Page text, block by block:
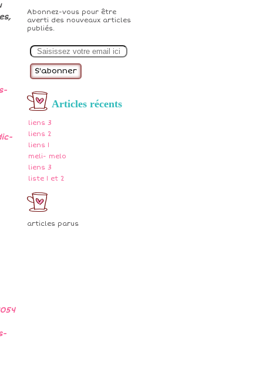
Abonnez-vous pour être
averti des nouveaux articles
publiés.
m
Articles récents
liens 3
liens 2
liens 1
meli- melo
liens 3
liste 1 et 2
articles parus